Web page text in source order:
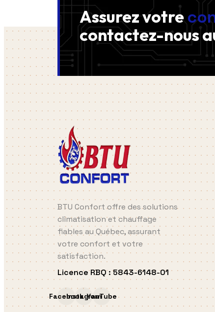
Assurez votre
contactez-nous
BTU Confort offre des solutions
climatisation et chauffage
fiables au Québec, assurant
votre confort et votre
satisfaction.
Licence RBQ : 5843-6148-01
FacebookInstagramYouTube